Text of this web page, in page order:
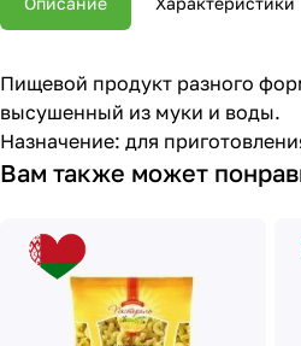
Пищевой продукт разного
высушенный из муки и воды.
Назначение: для
Вам также может